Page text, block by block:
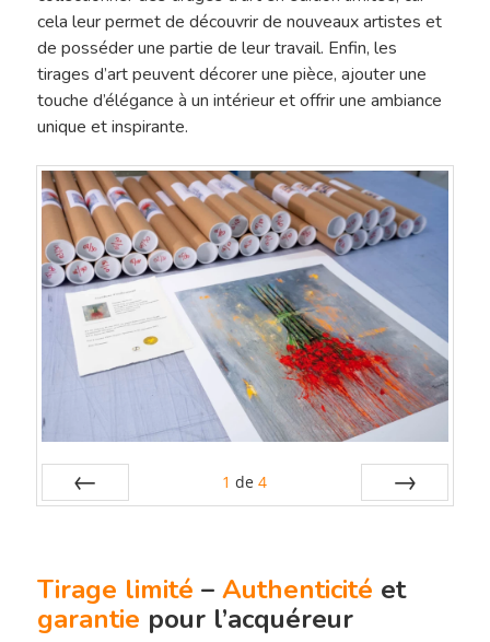
cela leur permet de découvrir de nouveaux artistes et
de posséder une partie de leur travail. Enfin, les
tirages d’art peuvent décorer une pièce, ajouter une
touche d’élégance à un intérieur et offrir une ambiance
unique et inspirante.
1 de 4
Tirage limité – Authenticité et
garantie pour l’acquéreur
Papier Exceptionnel
Papier HDEF –
Reproduction
Traitement De
Contact
Le Blog De